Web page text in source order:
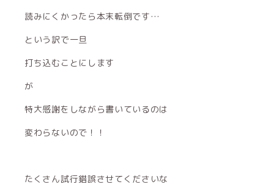
読みにくかったら本末転倒です…
という訳で一旦
打ち込むことにします
が
特大感謝をしながら書いているのは
変わらないので！！
たくさん試行錯誤させてくださいな